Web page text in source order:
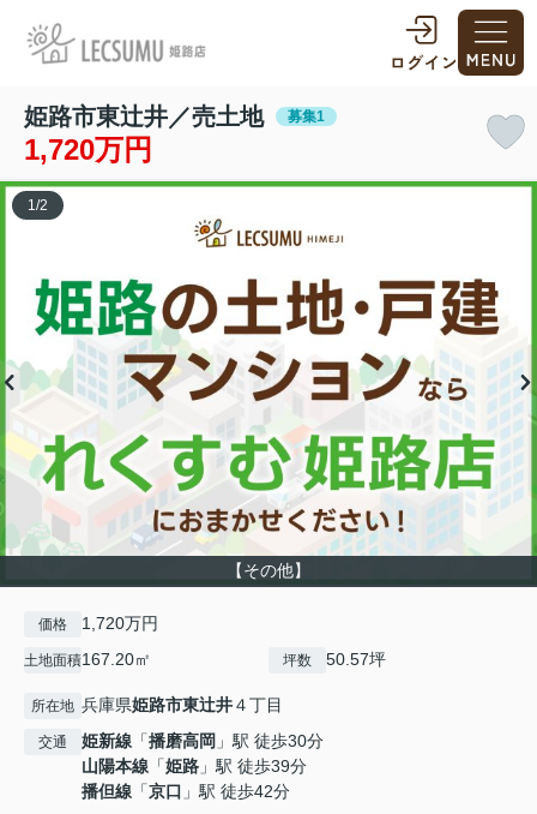
姫路市東辻井／売土地 募集1
1,720万円
【その他】
1 /2
価格 1,720万円
土地面積167.20㎡ 坪数 50.57坪
所在地 兵庫県姫路市東辻井４丁目
交通 姫新線 「播磨高岡 」駅 徒歩30分
山陽本線 「姫路 」駅 徒歩39分
播但線 「京口 」駅 徒歩42分